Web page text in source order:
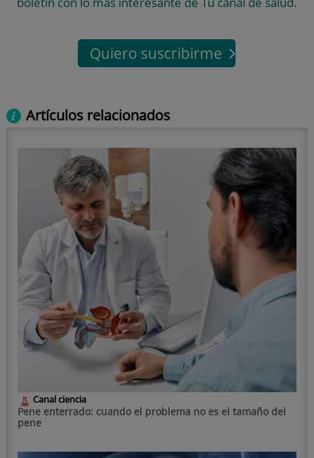
Quiero suscribirme
Artículos relacionados
Canal ciencia
Pene enterrado: cuando el problema no es el tamaño del
pene